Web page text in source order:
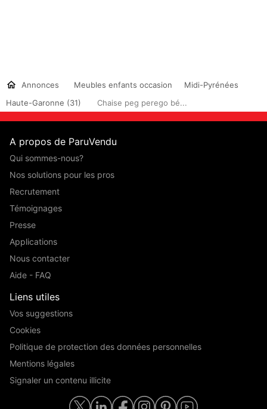
Annonces Meubles enfants occasion
Midi-Pyrénées
Haute-Garonne (31)
Chaise peg perego bé...
A propos de ParuVendu
Qui sommes-nous?
Nos solutions pour les pros
Recrutement
Témoignages
Presse
Applications
Nous contacter
Aide - FAQ
Liens utiles
Vos suggestions
Cookies
Politique de protection des données personnelles
Mentions légales
Signaler un contenu illicite